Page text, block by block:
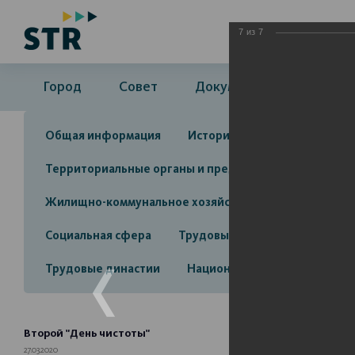
Город Совет Документы
Общая информация История
Территориальные органы и представительства
Жилищно-коммунальное хозяйство
Социальная сфера Трудовые отношения
Трудовые династии Национальные проекты
Второй "День чистоты"
27.03.2020
7 из 7